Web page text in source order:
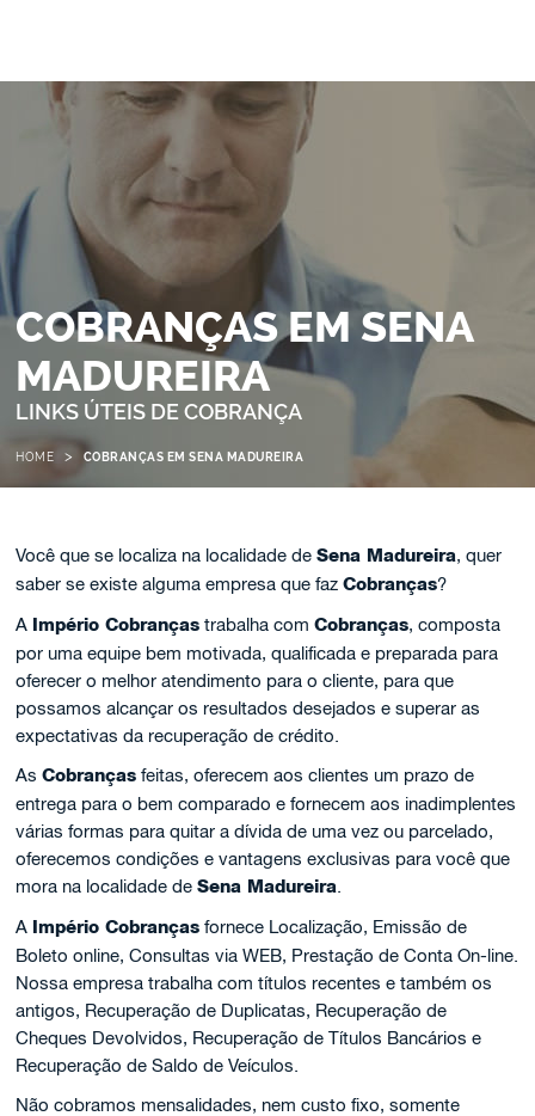
COBRANÇAS EM SENA
MADUREIRA
LINKS ÚTEIS DE COBRANÇA
HOME > COBRANÇAS EM SENA MADUREIRA
Você que se localiza na localidade deSena Madureira, quer
saber se existe alguma empresa que fazCobranças?
A Império Cobranças trabalha comCobranças, composta
por uma equipe bem motivada, qualificada e preparada para
oferecer o melhor atendimento para o cliente, para que
possamos alcançar os resultados desejados e superar as
expectativas da recuperação de crédito.
AsCobranças feitas, oferecem aos clientes um prazo de
entrega para o bem comparado e fornecem aos inadimplentes
várias formas para quitar a dívida de uma vez ou parcelado,
oferecemos condições e vantagens exclusivas para você que
mora na localidade deSena Madureira.
A Império Cobranças fornece Localização, Emissão de
Boleto online, Consultas via WEB, Prestação de Conta On-line.
Nossa empresa trabalha com títulos recentes e também os
antigos, Recuperação de Duplicatas, Recuperação de
Cheques Devolvidos, Recuperação de Títulos Bancários e
Recuperação de Saldo de Veículos.
Não cobramos mensalidades, nem custo fixo, somente